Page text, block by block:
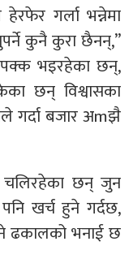
हेरफेर गर्ला भन्नेमा
कुनै कुरा छैनन्,”
भइरहेका छन्,
छन् विश्वासका
गर्दा बजार अmझै
चलिरहेका छन् जुन
खर्च हुने गर्दछ,
ढकालको भनाई छ